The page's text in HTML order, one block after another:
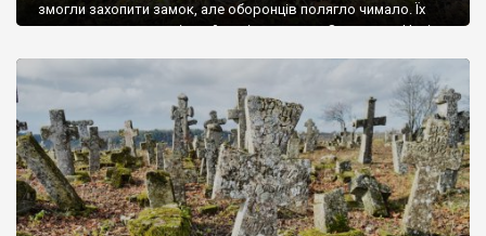
змогли захопити замок, але оборонців полягло чимало. Їх
поховали на цвинтарі, який тоді називався Замковим. Нині на
ньому чимало хрестів 19 століття, є такі, де епітафії стер […]